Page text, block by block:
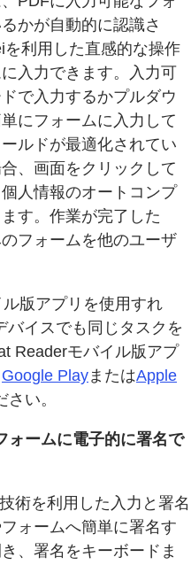
かが自動的に認識さ
利用した直感的な操作
入力できます。入力可
で入力するかプルダウ
にフォームに入力して
ルドが最適化されてい
、画面をクリックして
人情報のオートコンプ
す。作業が完了した
フォームを他のユーザ
版アプリを使用すれ
バイスでも同じタスクを
Readerモバイル版アプ
Google PlayまたはApple
い。
ームに電子的に署名で
術を利用した入力と署名
ォームへ簡単に署名す
、署名をキーボードま